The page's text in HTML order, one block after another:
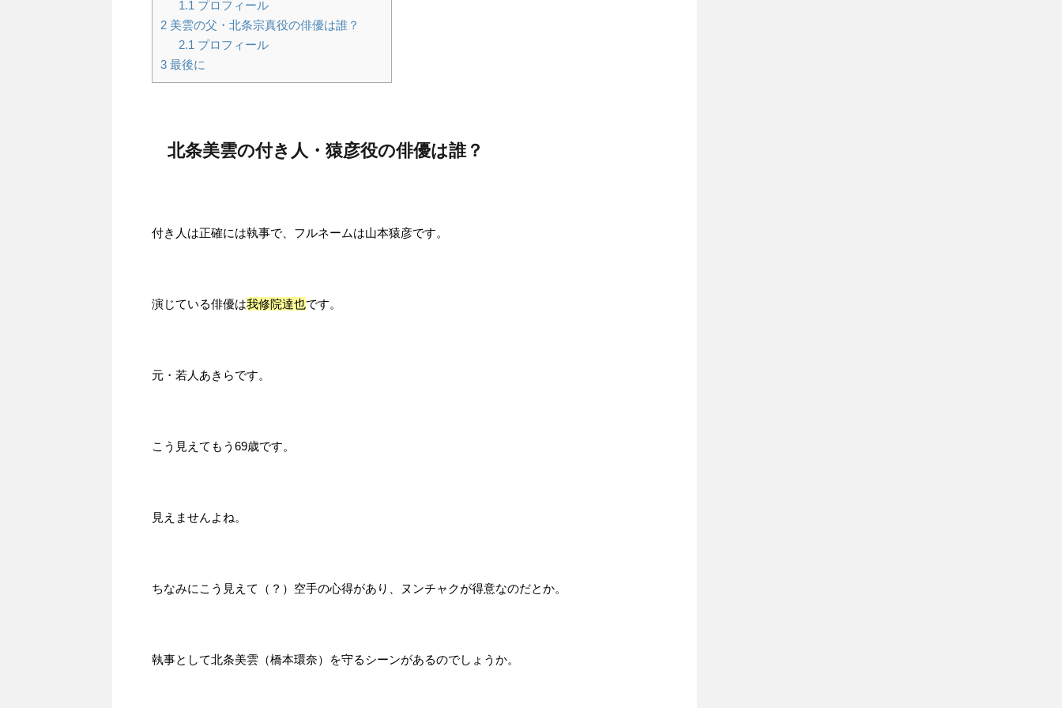
1.1 プロフィール
2 美雲の父・北条宗真役の俳優は誰？
2.1 プロフィール
3 最後に
北条美雲の付き人・猿彦役の俳優は誰？
付き人は正確には執事で、フルネームは山本猿彦です。
演じている俳優は我修院達也です。
元・若人あきらです。
こう見えてもう69歳です。
見えませんよね。
ちなみにこう見えて（？）空手の心得があり、ヌンチャクが得意なのだとか。
執事として北条美雲（橋本環奈）を守るシーンがあるのでしょうか。